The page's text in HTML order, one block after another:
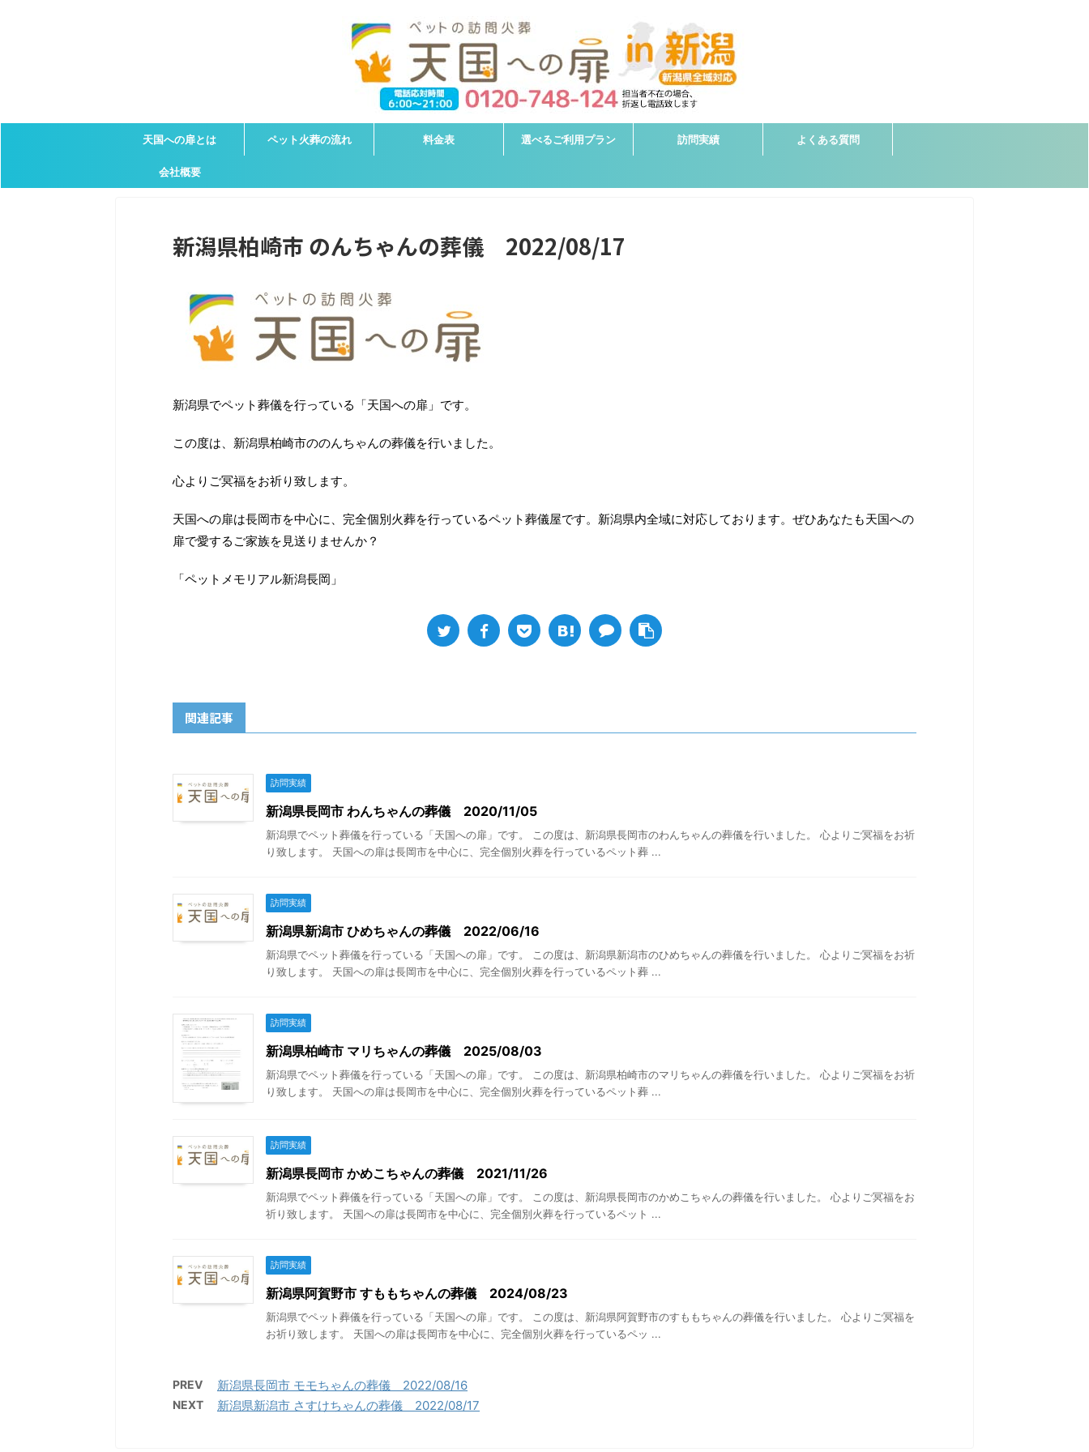
天国への扉とは ペット火葬の流れ 料金表 選べるご利用プラン 訪問実績 よくある質問
会社概要
新潟県柏崎市 のんちゃんの葬儀 2022/08/17
新潟県でペット葬儀を行っている「天国への扉」です。
この度は、新潟県柏崎市ののんちゃんの葬儀を行いました。
心よりご冥福をお祈り致します。
天国への扉は長岡市を中心に、完全個別火葬を行っているペット葬儀屋です。新潟県内全域に対応しております。ぜひあなたも天国への
扉で愛するご家族を見送りませんか？
「ペットメモリアル新潟長岡」
関連記事
訪問実績
新潟県長岡市 わんちゃんの葬儀 2020/11/05
新潟県でペット葬儀を行っている「天国への扉」です。 この度は、新潟県長岡市のわんちゃんの葬儀を行いました。 心よりご冥福をお祈
り致します。 天国への扉は長岡市を中心に、完全個別火葬を行っているペット葬 ...
訪問実績
新潟県新潟市 ひめちゃんの葬儀 2022/06/16
新潟県でペット葬儀を行っている「天国への扉」です。 この度は、新潟県新潟市のひめちゃんの葬儀を行いました。 心よりご冥福をお祈
り致します。 天国への扉は長岡市を中心に、完全個別火葬を行っているペット葬 ...
訪問実績
新潟県柏崎市 マリちゃんの葬儀 2025/08/03
新潟県でペット葬儀を行っている「天国への扉」です。 この度は、新潟県柏崎市のマリちゃんの葬儀を行いました。 心よりご冥福をお祈
り致します。 天国への扉は長岡市を中心に、完全個別火葬を行っているペット葬 ...
訪問実績
新潟県長岡市 かめこちゃんの葬儀 2021/11/26
新潟県でペット葬儀を行っている「天国への扉」です。 この度は、新潟県長岡市のかめこちゃんの葬儀を行いました。 心よりご冥福をお
祈り致します。 天国への扉は長岡市を中心に、完全個別火葬を行っているペット ...
訪問実績
新潟県阿賀野市 すももちゃんの葬儀 2024/08/23
新潟県でペット葬儀を行っている「天国への扉」です。 この度は、新潟県阿賀野市のすももちゃんの葬儀を行いました。 心よりご冥福を
お祈り致します。 天国への扉は長岡市を中心に、完全個別火葬を行っているペッ ...
PREV 新潟県長岡市 モモちゃんの葬儀 2022/08/16
NEXT 新潟県新潟市 さすけちゃんの葬儀 2022/08/17